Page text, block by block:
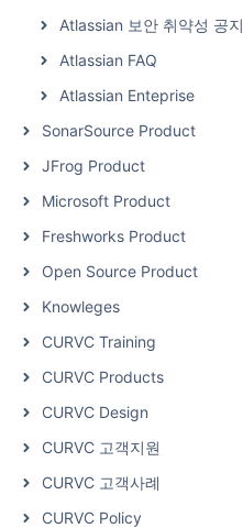
Atlassian 보안 취약성 공지
Atlassian FAQ
Atlassian Enteprise
SonarSource Product
JFrog Product
Microsoft Product
Freshworks Product
Open Source Product
Knowleges
CURVC Training
CURVC Products
CURVC Design
CURVC 고객지원
CURVC 고객사례
CURVC Policy